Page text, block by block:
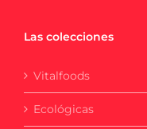
Las colecciones
Vitalfoods
Ecológicas